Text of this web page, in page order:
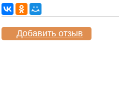
Добавить отзыв